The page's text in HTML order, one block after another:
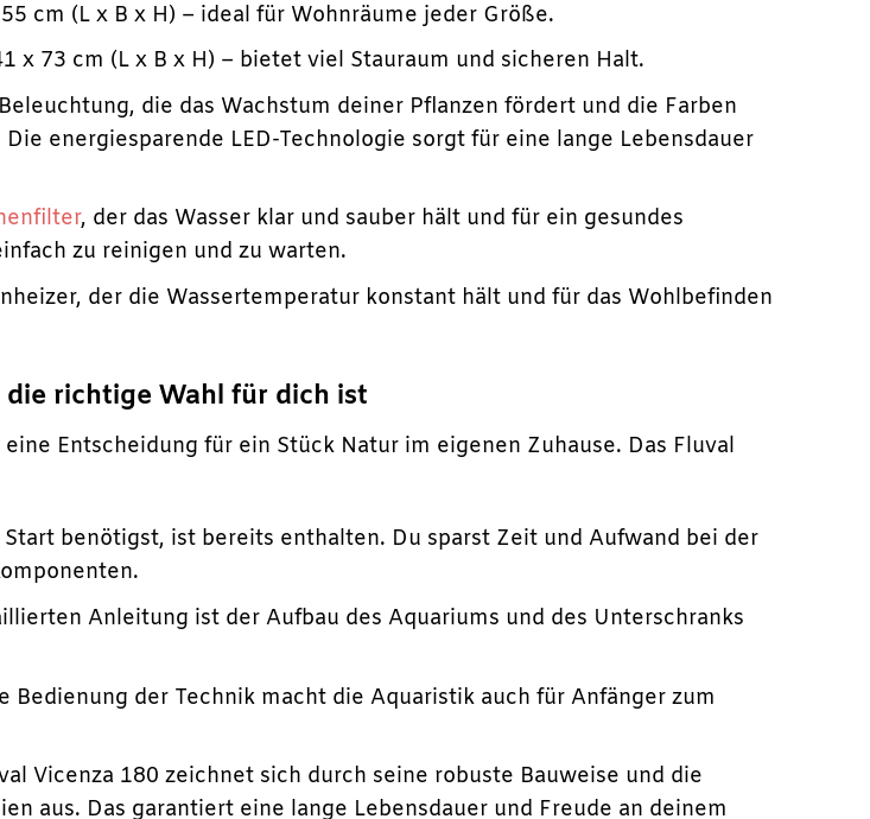
cm (L x B x H) – ideal für Wohnräume jeder Größe.
x 73 cm (L x B x H) – bietet viel Stauraum und sicheren Halt.
die das Wachstum deiner Pflanzen fördert und die Farben
energiesparende LED-Technologie sorgt für eine lange Lebensdauer
, der das Wasser klar und sauber hält und für ein gesundes
zu reinigen und zu warten.
der die Wassertemperatur konstant hält und für das Wohlbefinden
richtige Wahl für dich ist
Entscheidung für ein Stück Natur im eigenen Zuhause. Das Fluval
benötigst, ist bereits enthalten. Du sparst Zeit und Aufwand bei der
Anleitung ist der Aufbau des Aquariums und des Unterschranks
Bedienung der Technik macht die Aquaristik auch für Anfänger zum
Vicenza 180 zeichnet sich durch seine robuste Bauweise und die
aus. Das garantiert eine lange Lebensdauer und Freude an deinem